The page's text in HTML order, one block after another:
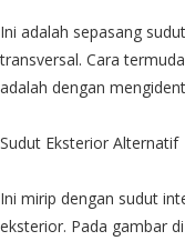
Ini adalah sepasang
transversal. Cara
adalah dengan
Sudut Eksterior Alternatif
Ini mirip dengan sudut
eksterior. Pada gambar